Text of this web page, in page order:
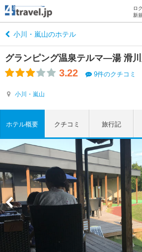
ロ
新
小川・嵐山のホテル
グランピング温泉テルマ―湯 滑
3.22 9件のクチコミ
小川・嵐山
ホテル概要 クチコミ 旅行記